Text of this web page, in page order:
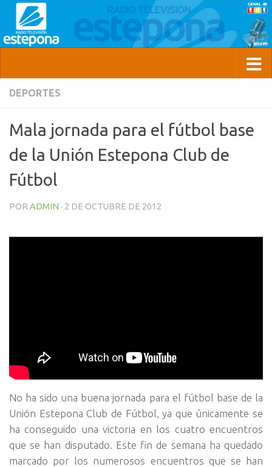
DEPORTES
Mala jornada para el fútbol base
de la Unión Estepona Club de
Fútbol
POR ADMIN · 2 DE OCTUBRE DE 2012
No ha sido una buena jornada para el fútbol base de la
Unión Estepona Club de Fútbol, ya que únicamente se
ha conseguido una victoria en los cuatro encuentros
que se han disputado. Este fin de semana ha quedado
marcado por los numerosos encuentros que se han